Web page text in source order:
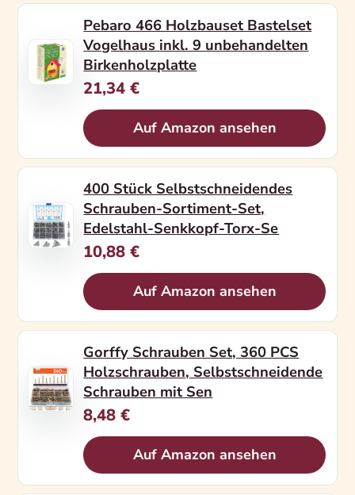
Pebaro 466 Holzbauset Bastelset
Vogelhaus inkl. 9 unbehandelten
Birkenholzplatte
21,34 €
Auf Amazon ansehen
400 Stück Selbstschneidendes
Schrauben-Sortiment-Set,
Edelstahl-Senkkopf-Torx-Se
10,88 €
Auf Amazon ansehen
Gorffy Schrauben Set, 360 PCS
Holzschrauben, Selbstschneidende
Schrauben mit Sen
8,48 €
Auf Amazon ansehen